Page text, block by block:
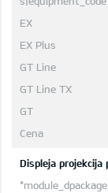
Displeja